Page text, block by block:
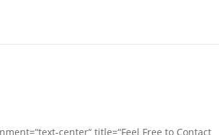
center“ title=“Feel Free to Contact